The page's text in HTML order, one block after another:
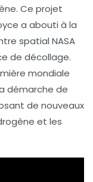
. Ce projet
a abouti à la
spatial NASA
de décollage.
mondiale
démarche de
de nouveaux
et les